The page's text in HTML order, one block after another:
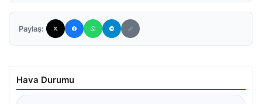
Paylaş:
Hava Durumu